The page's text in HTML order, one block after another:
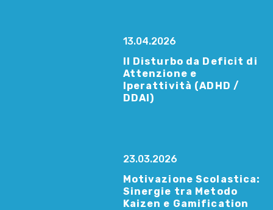
13.04.2026
Il Disturbo da Deficit di
Attenzione e
Iperattività (ADHD /
DDAI)
23.03.2026
Motivazione Scolastica:
Sinergie tra Metodo
Kaizen e Gamification